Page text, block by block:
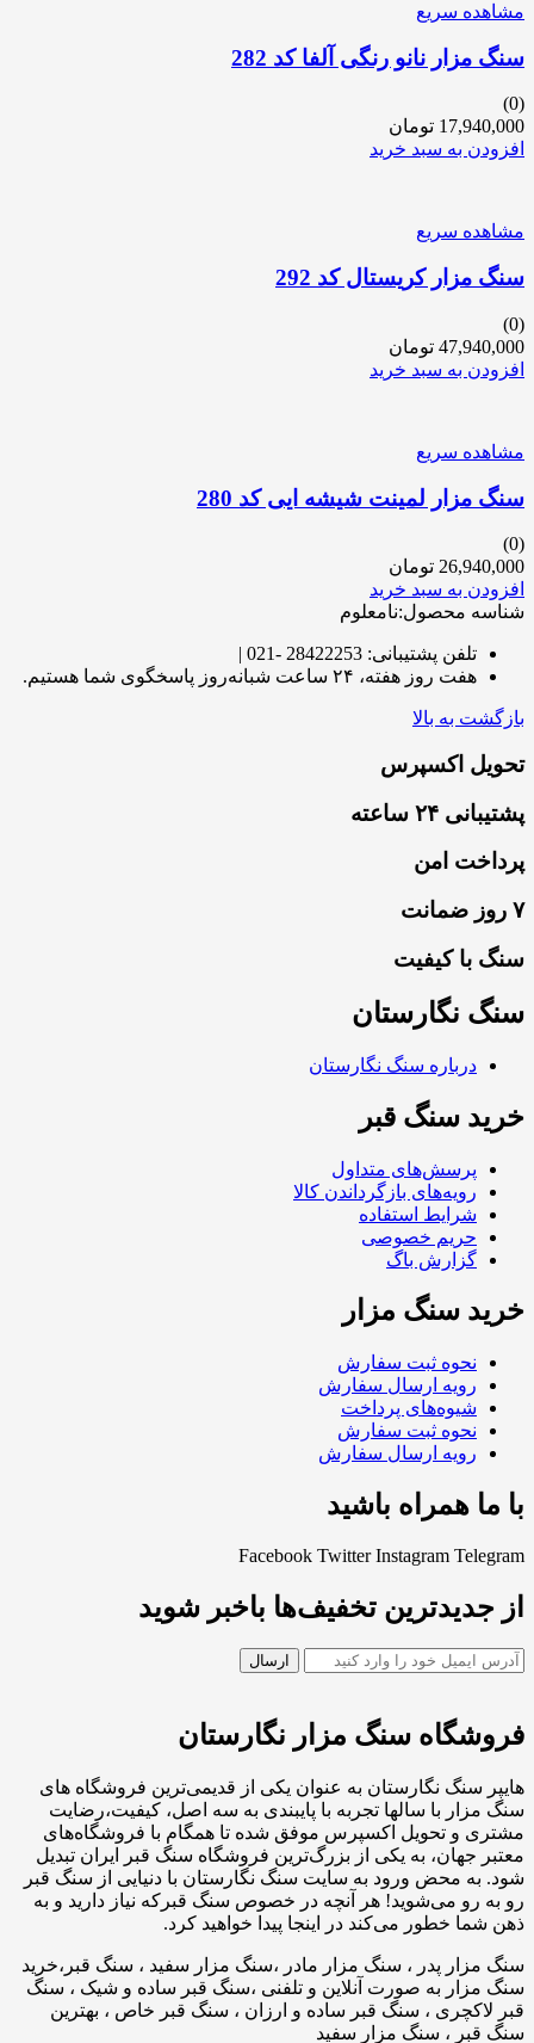
مشاهده سریع
سنگ مزار نانو رنگی آلفا کد 282
(0)
17,940,000 تومان
افزودن به سبد خرید
مشاهده سریع
سنگ مزار کریستال کد 292
(0)
47,940,000 تومان
افزودن به سبد خرید
مشاهده سریع
سنگ مزار لمینت شیشه ایی کد 280
(0)
26,940,000 تومان
افزودن به سبد خرید
شناسه محصول:نامعلوم
تلفن پشتیبانی: 28422253 -021 |
هفت روز هفته، ۲۴ ساعت شبانه‌روز پاسخگوی شما هستیم.
بازگشت به بالا
تحویل اکسپرس
پشتیبانی ۲۴ ساعته
پرداخت امن
۷ روز ضمانت
سنگ با کیفیت
سنگ نگارستان
درباره سنگ نگارستان
خرید سنگ قبر
پرسش‌های متداول
رویه‌های بازگرداندن کالا
شرایط استفاده
حریم خصوصی
گزارش باگ
خرید سنگ مزار
نحوه ثبت سفارش
رویه ارسال سفارش
شیوه‌های پرداخت
نحوه ثبت سفارش
رویه ارسال سفارش
با ما همراه باشید
Facebook Twitter Instagram Telegram
از جدیدترین تخفیف‌ها باخبر شوید
فروشگاه سنگ مزار نگارستان
هایپر سنگ نگارستان به عنوان یکی از قدیمی‌ترین فروشگاه های
سنگ مزار با سالها تجربه با پایبندی به سه اصل، کیفیت،رضایت
مشتری و تحویل اکسپرس موفق شده تا همگام با فروشگاه‌های
معتبر جهان، به یکی از بزرگ‌ترین فروشگاه سنگ قبر ایران تبدیل
شود. به محض ورود به سایت سنگ نگارستان با دنیایی از سنگ قبر
رو به رو می‌شوید! هر آنچه در خصوص سنگ قبرکه نیاز دارید و به
ذهن شما خطور می‌کند در اینجا پیدا خواهید کرد.
سنگ مزار پدر ، سنگ مزار مادر ،سنگ مزار سفید ، سنگ قبر،خرید
سنگ مزار به صورت آنلاین و تلفنی ،سنگ قبر ساده و شیک ، سنگ
قبر لاکچری ، سنگ قبر ساده و ارزان ، سنگ قبر خاص ، بهترین
سنگ قبر ، سنگ مزار سفید